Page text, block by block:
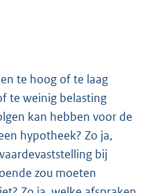
te hoog of te laag
te weinig belasting
kan hebben voor de
hypotheek? Zo ja,
bij
zou moeten